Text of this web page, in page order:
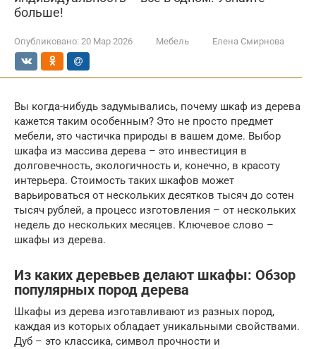
больше!
Опубликовано: 20 Мар 2026 Мебель Елена Смирнова
Вы когда-нибудь задумывались, почему шкаф из дерева
кажется таким особенным? Это не просто предмет
мебели, это частичка природы в вашем доме. Выбор
шкафа из массива дерева – это инвестиция в
долговечность, экологичность и, конечно, в красоту
интерьера. Стоимость таких шкафов может
варьироваться от нескольких десятков тысяч до сотен
тысяч рублей, а процесс изготовления – от нескольких
недель до нескольких месяцев. Ключевое слово –
шкафы из дерева.
Из каких деревьев делают шкафы: Обзор
популярных пород дерева
Шкафы из дерева изготавливают из разных пород,
каждая из которых обладает уникальными свойствами.
Дуб – это классика, символ прочности и